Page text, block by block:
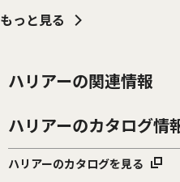
もっと見る
ハリアーの関連情報
ハリアーのカタログ情
ハリアーのカタログを見る